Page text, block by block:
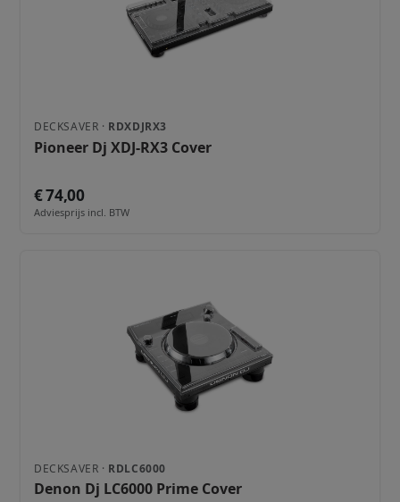
DECKSAVER · RDXDJRX3
Pioneer Dj XDJ-RX3 Cover
€ 74,00
Adviesprijs incl. BTW
DECKSAVER · RDLC6000
Denon Dj LC6000 Prime Cover